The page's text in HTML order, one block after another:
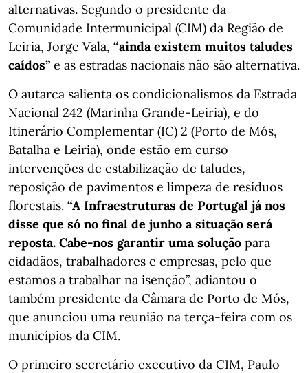
alternativas. Segundo o presidente da
Comunidade Intermunicipal (CIM) da Região de
Leiria, Jorge Vala, “ainda existem muitos taludes
caídos” e as estradas nacionais não são alternativa.
O autarca salienta os condicionalismos da Estrada
Nacional 242 (Marinha Grande-Leiria), e do
Itinerário Complementar (IC) 2 (Porto de Mós,
Batalha e Leiria), onde estão em curso
intervenções de estabilização de taludes,
reposição de pavimentos e limpeza de resíduos
florestais. “A Infraestruturas de Portugal já nos
disse que só no final de junho a situação será
reposta. Cabe-nos garantir uma solução para
cidadãos, trabalhadores e empresas, pelo que
estamos a trabalhar na isenção”, adiantou o
também presidente da Câmara de Porto de Mós,
que anunciou uma reunião na terça-feira com os
municípios da CIM.
O primeiro secretário executivo da CIM, Paulo